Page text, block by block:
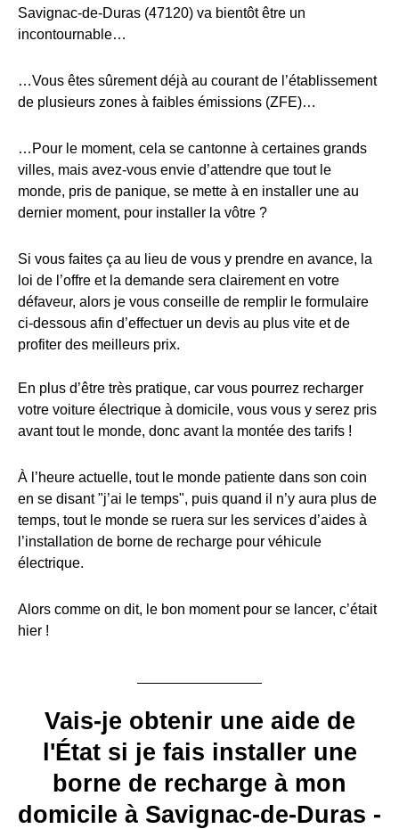
Savignac-de-Duras (47120) va bientôt être un
incontournable…
…Vous êtes sûrement déjà au courant de l’établissement
de plusieurs zones à faibles émissions (ZFE)…
…Pour le moment, cela se cantonne à certaines grands
villes, mais avez-vous envie d’attendre que tout le
monde, pris de panique, se mette à en installer une au
dernier moment, pour installer la vôtre ?
Si vous faites ça au lieu de vous y prendre en avance, la
loi de l’offre et la demande sera clairement en votre
défaveur, alors je vous conseille de remplir le formulaire
ci-dessous afin d’effectuer un devis au plus vite et de
profiter des meilleurs prix.
En plus d’être très pratique, car vous pourrez recharger
votre voiture électrique à domicile, vous vous y serez pris
avant tout le monde, donc avant la montée des tarifs !
À l’heure actuelle, tout le monde patiente dans son coin
en se disant "j’ai le temps", puis quand il n’y aura plus de
temps, tout le monde se ruera sur les services d’aides à
l’installation de borne de recharge pour véhicule
électrique.
Alors comme on dit, le bon moment pour se lancer, c’était
hier !
Vais-je obtenir une aide de
l'État si je fais installer une
borne de recharge à mon
domicile à Savignac-de-Duras -